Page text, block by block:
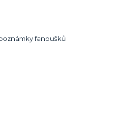
fanoušků